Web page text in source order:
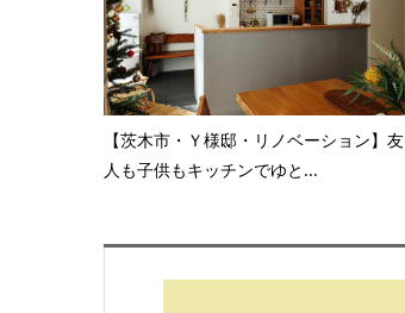
【茨木市・Ｙ様邸・リノベーション】友
人も子供もキッチンでゆと...